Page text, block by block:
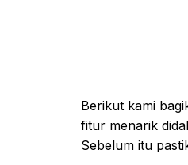
Berikut kami
fitur menarik
Sebelum itu